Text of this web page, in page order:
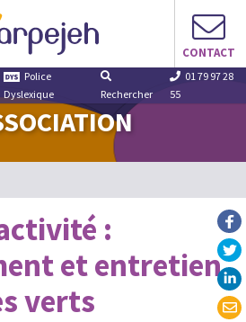
CONTACT
Police
Dyslexique
Rechercher
01 79 97 28
55
:
et entretien
verts